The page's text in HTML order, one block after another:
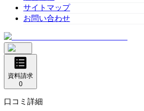
サイトマップ
お問い合わせ
資料請求
0
口コミ詳細